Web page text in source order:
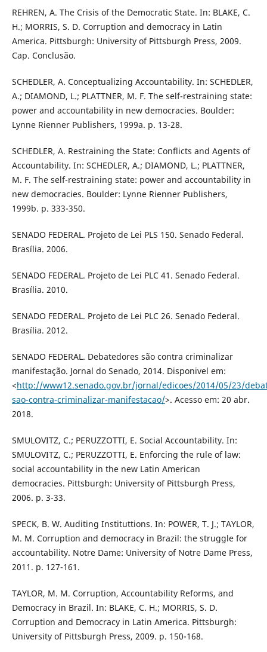
REHREN, A. The Crisis of the Democratic State. In: BLAKE, C.
H.; MORRIS, S. D. Corruption and democracy in Latin
America. Pittsburgh: University of Pittsburgh Press, 2009.
Cap. Conclusão.
SCHEDLER, A. Conceptualizing Accountability. In: SCHEDLER,
A.; DIAMOND, L.; PLATTNER, M. F. The self-restraining state:
power and accountability in new democracies. Boulder:
Lynne Rienner Publishers, 1999a. p. 13-28.
SCHEDLER, A. Restraining the State: Conflicts and Agents of
Accountability. In: SCHEDLER, A.; DIAMOND, L.; PLATTNER,
M. F. The self-restraining state: power and accountability in
new democracies. Boulder: Lynne Rienner Publishers,
1999b. p. 333-350.
SENADO FEDERAL. Projeto de Lei PLS 150. Senado Federal.
Brasília. 2006.
SENADO FEDERAL. Projeto de Lei PLC 41. Senado Federal.
Brasília. 2010.
SENADO FEDERAL. Projeto de Lei PLC 26. Senado Federal.
Brasília. 2012.
SENADO FEDERAL. Debatedores são contra criminalizar
manifestação. Jornal do Senado, 2014. Disponivel em:
<http://www12.senado.gov.br/jornal/edicoes/2014/05/23/
sao-contra-criminalizar-manifestacao/>. Acesso em: 20 abr.
2018.
SMULOVITZ, C.; PERUZZOTTI, E. Social Accountability. In:
SMULOVITZ, C.; PERUZZOTTI, E. Enforcing the rule of law:
social accountability in the new Latin American
democracies. Pittsburgh: University of Pittsburgh Press,
2006. p. 3-33.
SPECK, B. W. Auditing Instituttions. In: POWER, T. J.; TAYLOR,
M. M. Corruption and democracy in Brazil: the struggle for
accountability. Notre Dame: University of Notre Dame Press,
2011. p. 127-161.
TAYLOR, M. M. Corruption, Accountability Reforms, and
Democracy in Brazil. In: BLAKE, C. H.; MORRIS, S. D.
Corruption and Democracy in Latin America. Pittsburgh:
University of Pittsburgh Press, 2009. p. 150-168.